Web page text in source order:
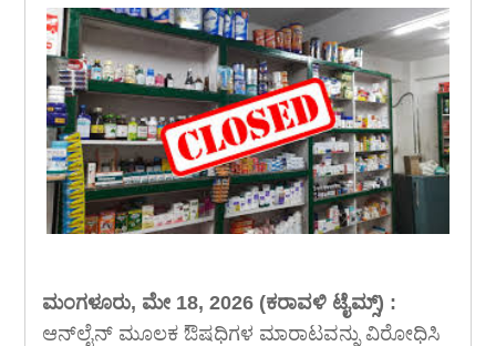
ಮಂಗಳೂರು, ಮೇ 18, 2026 (ಕರಾವಳಿ ಟೈಮ್ಸ್) :
ಆನ್‍ಲೈನ್ ಮೂಲಕ ಔಷಧಿಗಳ ಮಾರಾಟವನ್ನು ವಿರೋಧಿಸಿ